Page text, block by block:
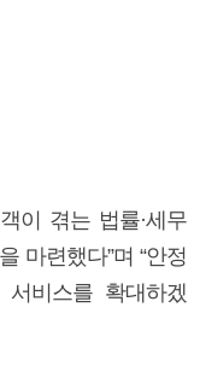
이 겪는 법률·세무
마련했다”며 “안정
비스를 확대하겠